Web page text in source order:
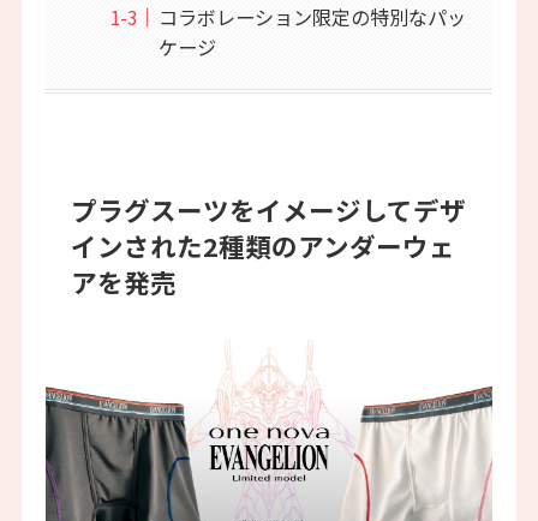
コラボレーション限定の特別なパッ
ケージ
プラグスーツをイメージしてデザ
インされた2種類のアンダーウェ
アを発売